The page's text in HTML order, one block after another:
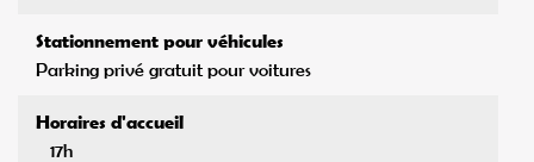
Stationnement pour véhicules
Parking privé gratuit pour voitures
Horaires d'accueil
17h